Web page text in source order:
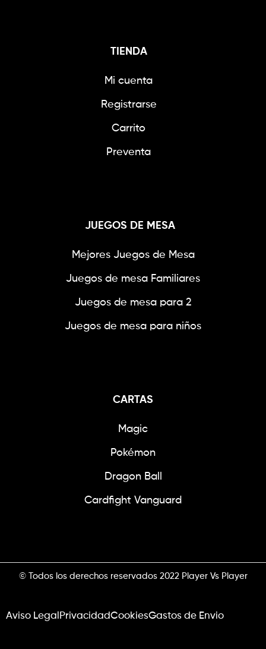
TIENDA
Mi cuenta
Registrarse
Carrito
Preventa
JUEGOS DE MESA
Mejores Juegos de Mesa
Juegos de mesa Familiares
Juegos de mesa para 2
Juegos de mesa para niños
CARTAS
Magic
Pokémon
Dragon Ball
Cardfight Vanguard
© Todos los derechos reservados 2022 Player Vs Player
Aviso LegalPrivacidadCookiesGastos de Envio